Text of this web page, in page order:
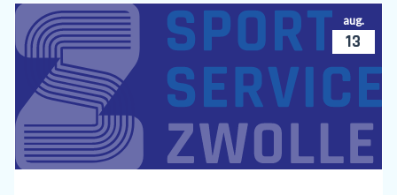
aug.
13